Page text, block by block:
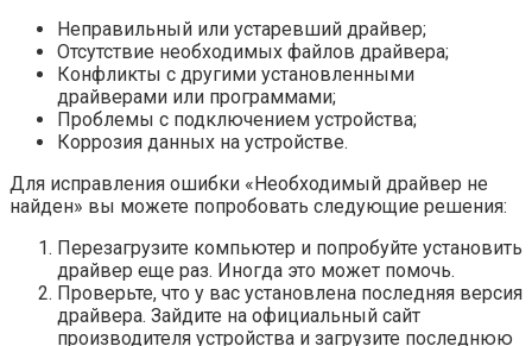
Неправильный или устаревший драйвер;
Отсутствие необходимых файлов драйвера;
Конфликты с другими установленными
драйверами или программами;
Проблемы с подключением устройства;
Коррозия данных на устройстве.
Для исправления ошибки «Необходимый драйвер не
найден» вы можете попробовать следующие решения:
Перезагрузите компьютер и попробуйте установить
драйвер еще раз. Иногда это может помочь.
Проверьте, что у вас установлена последняя версия
драйвера. Зайдите на официальный сайт
производителя устройства и загрузите последнюю